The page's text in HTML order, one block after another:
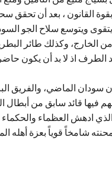
القانون ، بعد أن تحقق
ويتوسع سلاح الجو
الخارج، وكذلك طائر
الطرف اذ لا بد أن يكون
سودان الماضي، والفريق
فيها قائد سابق من
الذي ادهش العظماء والحكماء
شامخاً قوياً بعزة أهله